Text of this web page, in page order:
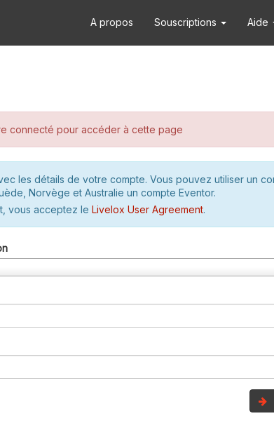
A propos Souscriptions Aide
connecté pour accéder à cette page
les détails de votre compte. Vous pouvez utiliser un
Norvège et Australie un compte Eventor.
vous acceptez le Livelox User Agreement.